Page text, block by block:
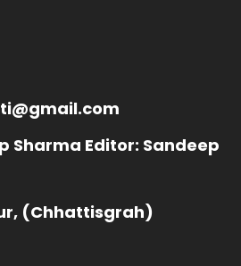
Sharma Editor: Sandeep
(Chhattisgrah)